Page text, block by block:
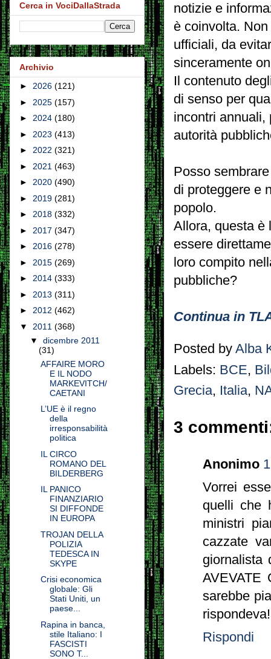
notizie e
è coinvolta.
ufficiali, da
sinceramente
Il contenuto
di senso per
incontri annuali,
autorità
Posso
di proteggere e
popolo.
Allora, questa è
essere
loro compito
pubbliche?
Continua in
Posted by Alba
Labels: BCE,
Grecia, Italia,
3
Anonimo
Vorrei
quelli che
ministri
cazzate
giornalista
AVEVATE
sarebbe
rispondeva!
Rispondi
Cerca in VociDallaStrada
Archivio
► 2026 (121)
► 2025 (157)
► 2024 (180)
► 2023 (413)
► 2022 (321)
► 2021 (463)
► 2020 (490)
► 2019 (281)
► 2018 (332)
► 2017 (347)
► 2016 (278)
► 2015 (269)
► 2014 (333)
► 2013 (311)
► 2012 (462)
▼ 2011 (368)
▼ dicembre 2011
(31)
AFFAIRE MORO
E IL NODO
MARKEVITCH/
CAETANI
L’UE è il regno
della
irresponsabilità
politica
IL CIRCO
ROMANO DEL
BILDERBERG
IL PANICO
FINANZIARIO
SI DIFFONDE
IN EUROPA
TROJAN DELLA
POLIZIA
TEDESCA IN
SKYPE
Crisi economica
globale: Gli
Stati Uniti, un
paese...
Rapina in banca,
stile Italiano: I
FASCISTI
SONO T...